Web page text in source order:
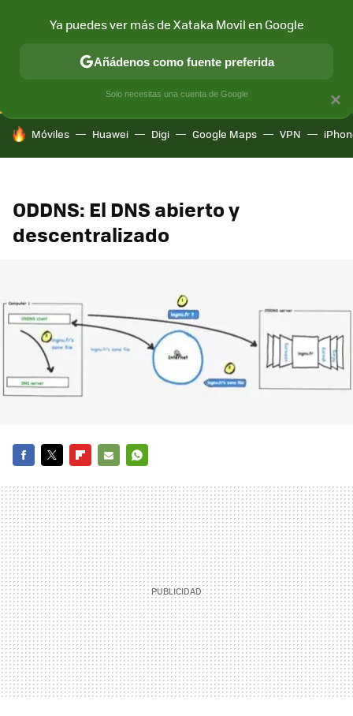
CONECTIVIDAD MÓVIL Y SOCIEDAD APLICACIONES
HOY SE HABLA DE
Móviles Huawei Digi Google Maps VPN
ODDNS: El DNS abierto y
descentralizado
MAIL
×
Ya puedes ver más de Xataka Movil en Google
Añádenos como fuente preferida
Solo necesitas una cuenta de Google